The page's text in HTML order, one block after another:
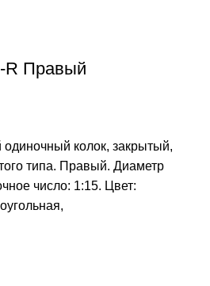
R Правый
колок, закрытый,
типа. Правый. Диаметр
число: 1:15. Цвет: